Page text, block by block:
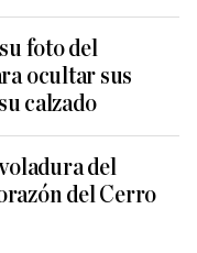
foto del
ocultar sus
calzado
del
del Cerro